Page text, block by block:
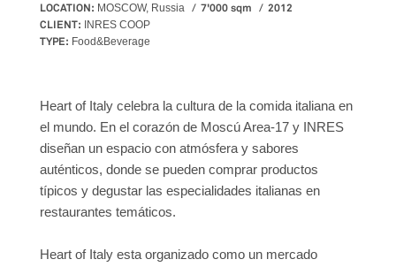
LOCATION: MOSCOW, Russia 7'000 sqm
2012
CLIENT:
INRES COOP
TYPE: Food&Beverage
Heart of Italy celebra la cultura de la comida italiana en
el mundo. En el corazón de Moscú Area-17 y INRES
diseñan un espacio con atmósfera y sabores
auténticos, donde se pueden comprar productos
típicos y degustar las especialidades italianas en
restaurantes temáticos.
Heart of Italy esta organizado como un mercado